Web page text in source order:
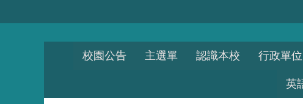
校園公告 主選單 認識本校 行政單位
英